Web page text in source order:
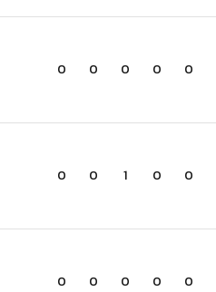
0 0 0 0 0
0 0 1 0 0
0 0 0 0 0